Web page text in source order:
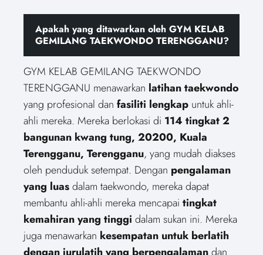
Apakah yang ditawarkan oleh GYM KELAB
GEMILANG TAEKWONDO TERENGGANU?
GYM KELAB GEMILANG TAEKWONDO
TERENGGANU menawarkan latihan taekwondo
yang profesional dan fasiliti lengkap untuk ahli-
ahli mereka. Mereka berlokasi di 114 tingkat 2
bangunan kwang tung, 20200, Kuala
Terengganu, Terengganu, yang mudah diakses
oleh penduduk setempat. Dengan pengalaman
yang luasdalam taekwondo, mereka dapat
membantu ahli-ahli mereka mencapai tingkat
kemahiran yang tinggi dalam sukan ini. Mereka
juga menawarkan kesempatan untuk berlatih
dengan jurulatih yang berpengalamandan